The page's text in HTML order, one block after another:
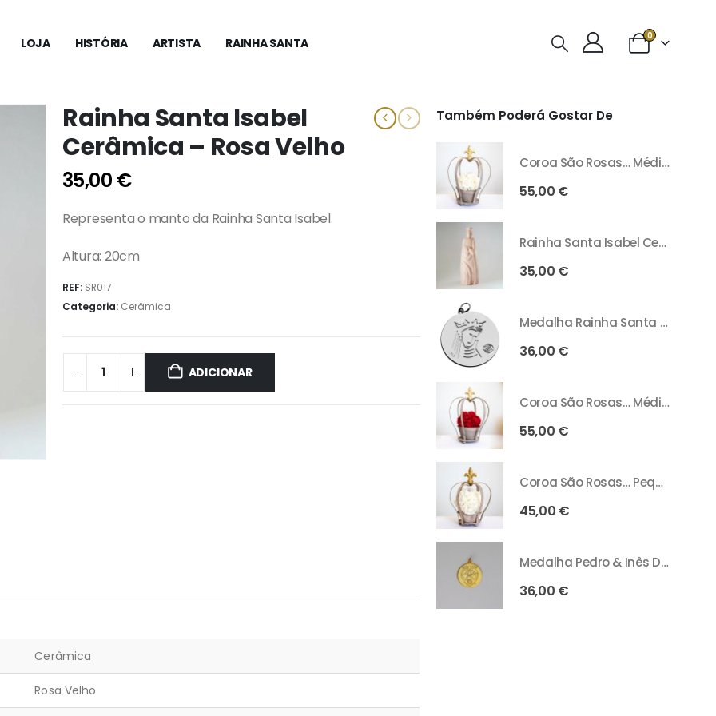
LOJA HISTÓRIA ARTISTA RAINHA SANTA 0
Rainha Santa Isabel
Cerâmica – Rosa Velho
35,00 €
Representa o manto da Rainha Santa Isabel.
Altura: 20cm
REF: SR017
Categoria: Cerâmica
ADICIONAR
Cerâmica
Rosa Velho
Também Poderá Gostar De
Coroa São Rosas… Média - Branco
55,00 €
Rainha Santa Isabel Cerâmica - Rosa Velho
35,00 €
Medalha Rainha Santa Isabel Prateada
36,00 €
Coroa São Rosas… Média - Vermelho
55,00 €
Coroa São Rosas… Pequena - Branco
45,00 €
Medalha Pedro & Inês Dourada
36,00 €